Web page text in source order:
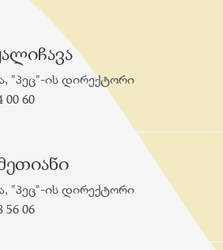
"პეც"-ის დირექტორი
00 60
"პეც"-ის დირექტორი
56 06